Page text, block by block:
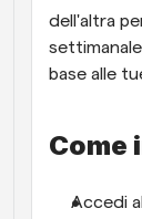
dell'altra
base alle
Come
Accedi